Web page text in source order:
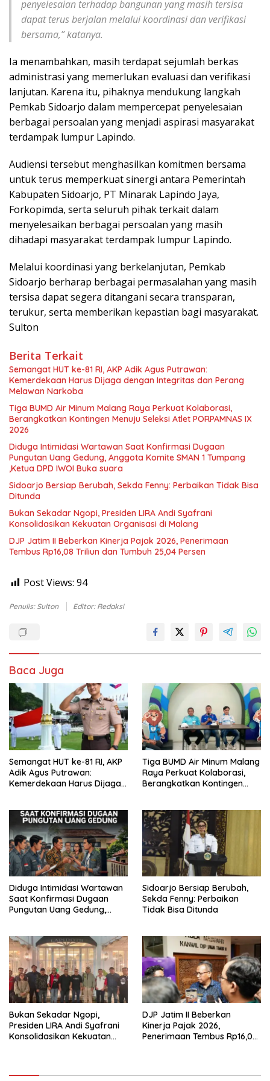
penyelesaian terhadap bangunan yang masih tersisa
dapat terus berjalan melalui koordinasi dan verifikasi
bersama,” katanya.
Ia menambahkan, masih terdapat sejumlah berkas
administrasi yang memerlukan evaluasi dan verifikasi
lanjutan. Karena itu, pihaknya mendukung langkah
Pemkab Sidoarjo dalam mempercepat penyelesaian
berbagai persoalan yang menjadi aspirasi masyarakat
terdampak lumpur Lapindo.
Audiensi tersebut menghasilkan komitmen bersama
untuk terus memperkuat sinergi antara Pemerintah
Kabupaten Sidoarjo, PT Minarak Lapindo Jaya,
Forkopimda, serta seluruh pihak terkait dalam
menyelesaikan berbagai persoalan yang masih
dihadapi masyarakat terdampak lumpur Lapindo.
Melalui koordinasi yang berkelanjutan, Pemkab
Sidoarjo berharap berbagai permasalahan yang masih
tersisa dapat segera ditangani secara transparan,
terukur, serta memberikan kepastian bagi masyarakat.
Sulton
Berita Terkait
Semangat HUT ke-81 RI, AKP Adik Agus Putrawan:
Kemerdekaan Harus Dijaga dengan Integritas dan Perang
Melawan Narkoba
Tiga BUMD Air Minum Malang Raya Perkuat Kolaborasi,
Berangkatkan Kontingen Menuju Seleksi Atlet PORPAMNAS IX
2026
Diduga Intimidasi Wartawan Saat Konfirmasi Dugaan
Pungutan Uang Gedung, Anggota Komite SMAN 1 Tumpang
,Ketua DPD IWOI Buka suara
Sidoarjo Bersiap Berubah, Sekda Fenny: Perbaikan Tidak Bisa
Ditunda
Bukan Sekadar Ngopi, Presiden LIRA Andi Syafrani
Konsolidasikan Kekuatan Organisasi di Malang
DJP Jatim II Beberkan Kinerja Pajak 2026, Penerimaan
Tembus Rp16,08 Triliun dan Tumbuh 25,04 Persen
Post Views: 94
Penulis: Sulton Editor: Redaksi
Baca Juga
Semangat HUT ke-81 RI, AKP
Adik Agus Putrawan:
Kemerdekaan Harus Dijaga
Tiga BUMD Air Minum Malang
Raya Perkuat Kolaborasi,
Berangkatkan Kontingen
Diduga Intimidasi Wartawan
Saat Konfirmasi Dugaan
Pungutan Uang Gedung,
Buka suara
Sidoarjo Bersiap Berubah,
Sekda Fenny: Perbaikan
Tidak Bisa Ditunda
Bukan Sekadar Ngopi,
Presiden LIRA Andi Syafrani
Konsolidasikan Kekuatan
DJP Jatim II Beberkan
Kinerja Pajak 2026,
Penerimaan Tembus Rp16,08